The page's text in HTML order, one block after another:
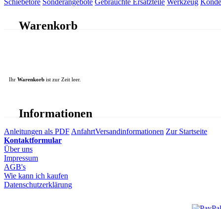
Warenkorb
Ihr Warenkorb ist zur Zeit leer.
Informationen
Anleitungen als PDF AnfahrtVersandinformationen Zur Startseite
Kontaktformular
Über uns
Impressum
AGB's
Wie kann ich kaufen
Datenschutzerklärung